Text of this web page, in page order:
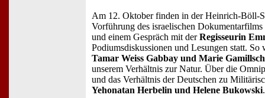
Am 12. Oktober finden in der Heinrich-Böll-
Vorführung des israelischen
und einem Gespräch mit derRegisseurin
Podiumsdiskussionen und Lesungen statt.
Tamar Weiss Gabbay und Marie
unserem Verhältnis zur Natur. Über die
und das Verhältnis der Deutschen zu
Yehonatan Herbelin und Helene Bukowski.